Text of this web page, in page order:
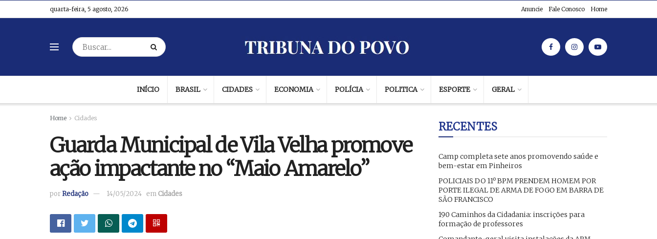
quarta-feira, 5 agosto, 2026 Anuncie Fale Conosco Home
INÍCIO BRASIL CIDADES ECONOMIA POLÍCIA POLITICA ESPORTE GERAL
Home Cidades
Guarda Municipal de Vila Velha promove
ação impactante no “Maio Amarelo”
porRedação 14/05/2024 em Cidades
RECENTES
Camp completa sete anos promovendo saúde e
bem-estar em Pinheiros
POLICIAIS DO 11º BPM PRENDEM HOMEM POR
PORTE ILEGAL DE ARMA DE FOGO EM BARRA DE
SÃO FRANCISCO
190 Caminhos da Cidadania: inscrições para
formação de professores